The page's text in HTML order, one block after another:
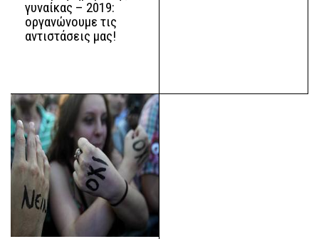
γυναίκας – 2019:
οργανώνουμε τις
αντιστάσεις μας!